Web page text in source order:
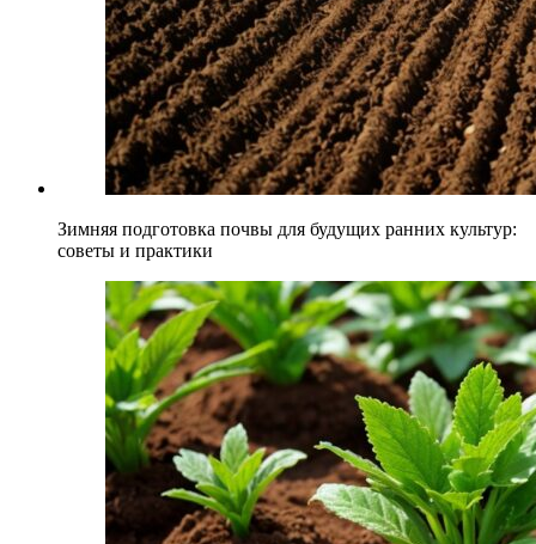
Зимняя подготовка почвы для будущих ранних культур:
советы и практики